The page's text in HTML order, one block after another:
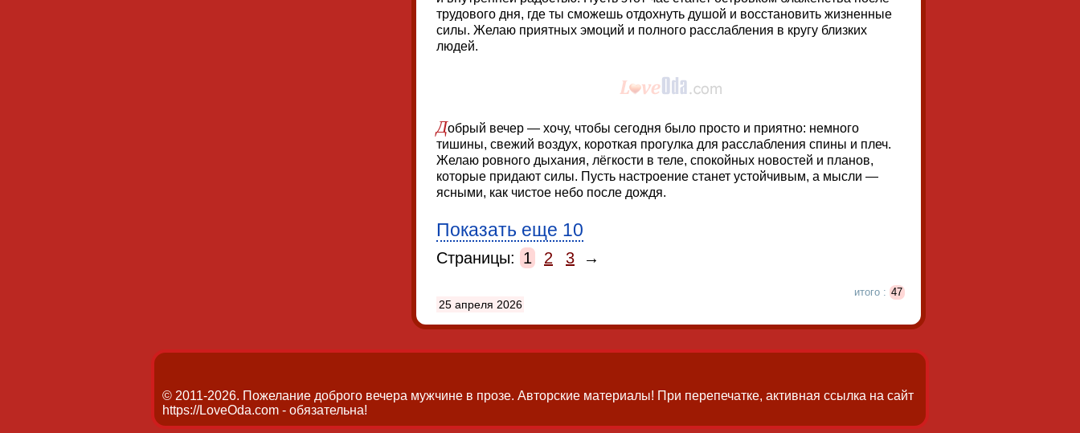
трудового дня, где ты сможешь отдохнуть душой и восстановить жизненные
силы. Желаю приятных эмоций и полного расслабления в кругу близких
людей.
Добрый вечер — хочу, чтобы сегодня было просто и приятно: немного
тишины, свежий воздух, короткая прогулка для расслабления спины и плеч.
Желаю ровного дыхания, лёгкости в теле, спокойных новостей и планов,
которые придают силы. Пусть настроение станет устойчивым, а мысли —
ясными, как чистое небо после дождя.
Показать еще 10
Страницы: 1 2 3 →
итого : 47
25 апреля 2026
© 2011-2026. Пожелание доброго вечера мужчине в прозе. Авторские материалы! При перепечатке, активная ссылка на сайт
https://LoveOda.com - обязательна!